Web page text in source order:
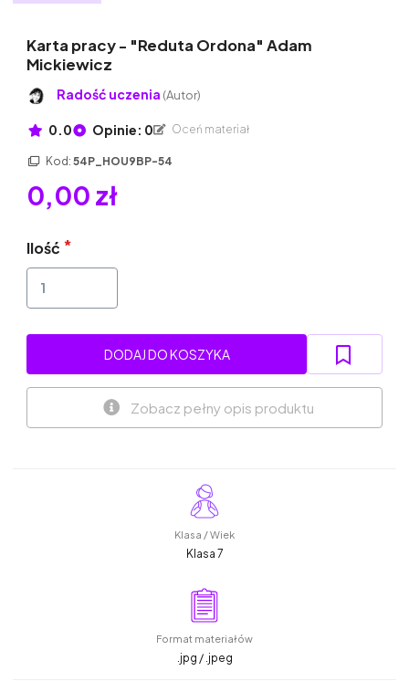
Karta pracy - "Reduta Ordona" Adam
Mickiewicz
Radość uczenia (Autor)
0.0 Opinie: 0 Oceń materiał
Kod: 54P_HOU9BP-54
0,00 zł
Ilość
DODAJ DO KOSZYKA
Zobacz pełny opis produktu
Klasa / Wiek
Klasa 7
Format materiałów
.jpg / .jpeg